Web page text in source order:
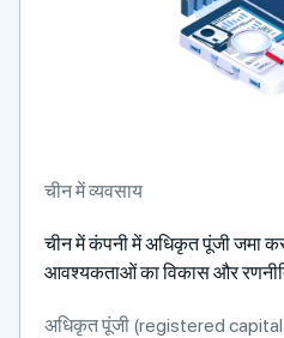
चीन में व्यवसाय
चीन में कंपनी में अधिकृत पूंजी जमा
आवश्यकताओं का विकास और
अधिकृत पूंजी (registered capital),